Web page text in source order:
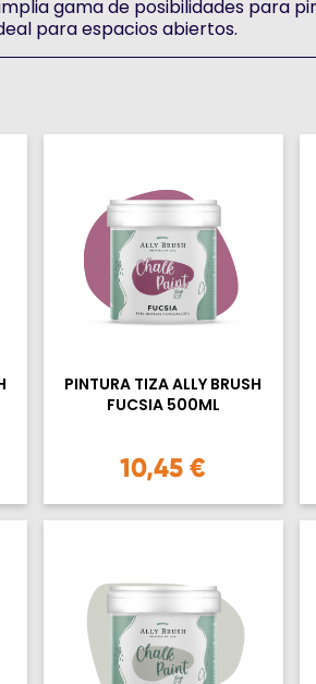
gama de posibilidades para
para espacios abiertos.
PINTURA TIZA ALLY BRUSH
FUCSIA 500ML
10,45 €